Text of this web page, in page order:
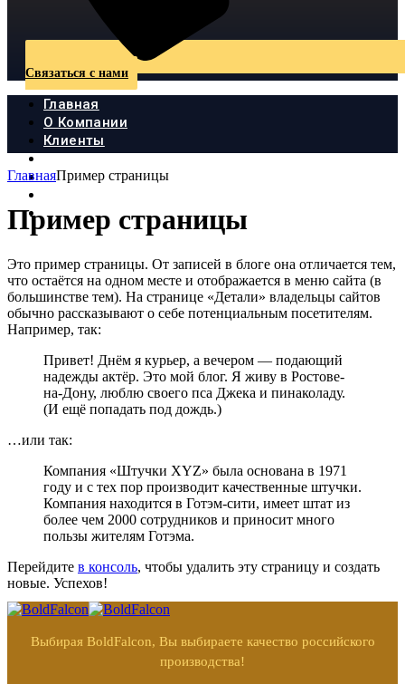
Связаться с нами
Главная
О Компании
Клиенты
Продукция
Новости
Контакты
ГлавнаяПример страницы
Пример страницы
Это пример страницы. От записей в блоге она отличается тем,
что остаётся на одном месте и отображается в меню сайта (в
большинстве тем). На странице «Детали» владельцы сайтов
обычно рассказывают о себе потенциальным посетителям.
Например, так:
Привет! Днём я курьер, а вечером — подающий
надежды актёр. Это мой блог. Я живу в Ростове-
на-Дону, люблю своего пса Джека и пинаколаду.
(И ещё попадать под дождь.)
…или так:
Компания «Штучки XYZ» была основана в 1971
году и с тех пор производит качественные штучки.
Компания находится в Готэм-сити, имеет штат из
более чем 2000 сотрудников и приносит много
пользы жителям Готэма.
Перейдите в консоль, чтобы удалить эту страницу и создать
новые. Успехов!
Выбирая BoldFalcon, Вы выбираете качество российского
производства!